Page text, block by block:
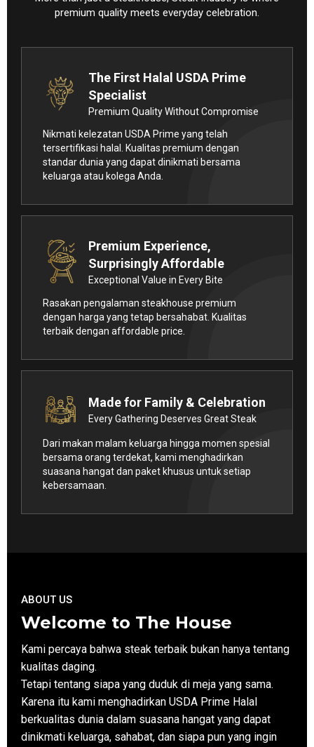
premium quality meets everyday celebration.
The First Halal USDA Prime
Specialist
Premium Quality Without Compromise
Nikmati kelezatan USDA Prime yang telah
tersertifikasi halal. Kualitas premium dengan
standar dunia yang dapat dinikmati bersama
keluarga atau kolega Anda.
Premium Experience,
Surprisingly Affordable
Exceptional Value in Every Bite
Rasakan pengalaman steakhouse premium
dengan harga yang tetap bersahabat. Kualitas
terbaik dengan affordable price.
Made for Family & Celebration
Every Gathering Deserves Great Steak
Dari makan malam keluarga hingga momen spesial
bersama orang terdekat, kami menghadirkan
suasana hangat dan paket khusus untuk setiap
kebersamaan.
ABOUT US
Welcome to The House
Kami percaya bahwa steak terbaik bukan hanya tentang
kualitas daging.
Tetapi tentang siapa yang duduk di meja yang sama.
Karena itu kami menghadirkan USDA Prime Halal
berkualitas dunia dalam suasana hangat yang dapat
dinikmati keluarga, sahabat, dan siapa pun yang ingin